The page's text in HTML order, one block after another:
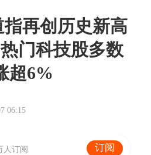
再创历史新高
门科技股多数
超6%
06:15
人订阅 订阅